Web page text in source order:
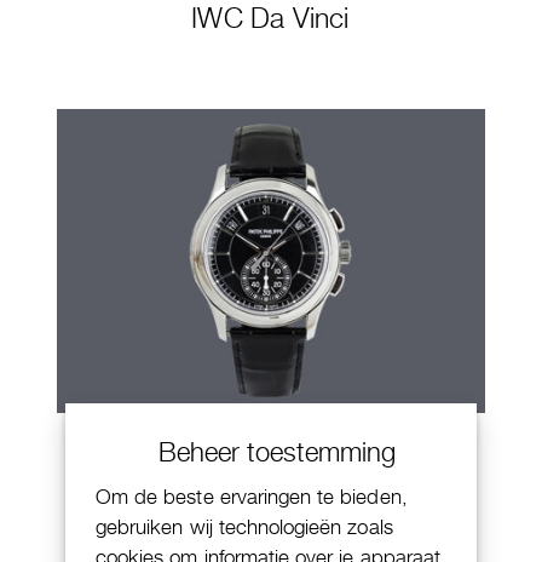
Beheer toestemming
Om de beste ervaringen te bieden,
gebruiken wij technologieën zoals
cookies om informatie over je apparaat
IWC Da Vinci
Patek Philippe Annual Calendar